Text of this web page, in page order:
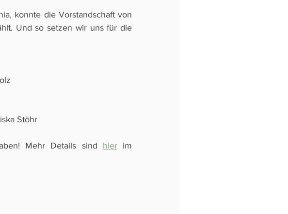
konnte die Vorstandschaft von
Und so setzen wir uns für die
Stöhr
Mehr Details sind hier im